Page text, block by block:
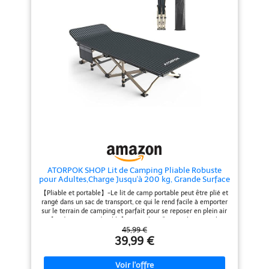
pour adultes se déplie ou se
range en moins de 10 secondes
dans un sac de transport inclus.
Idéal pour l'extérieur, le camping,
la voiture, les voyages, l'intérieur
ou la randonnée. Poche 3-en-1 :
La grande poche latérale du lit
TRANSPORT FACILES : Aucun
assemblage requis. Ce lit pliant
pour adultes se déplie ou se
dans un sac de transport inclus.
Idéal pour l'extérieur, le camping,
la voiture, les voyages, l'intérieur
ou la randonnée Poche 3-en-1 :
La grande poche latérale du lit
ATORPOK SHOP Lit de Camping Pliable Robuste
pour Adultes,Charge Jusqu'à 200 kg, Grande Surface
de Couchage 190 x 68 cm，Pêche Extérieur Jardin
Intérieur
【Pliable et portable】-Le lit de camp portable peut être plié et
rangé dans un sac de transport, ce qui le rend facile à emporter
sur le terrain de camping et parfait pour se reposer en plein air
structure en X du lit de voyage garantissent la sécurité et la
stabilité. Il peut supporter jusqu'à 200 kg, ce qui est suffisant
pour un adulte robuste 【Tissu solide】-Le matériau doux et
respirant est constitué de polyester 600D double couche, super
résistant, résistant à l'eau et imperméable， facile à
45,99 €
39,99 €